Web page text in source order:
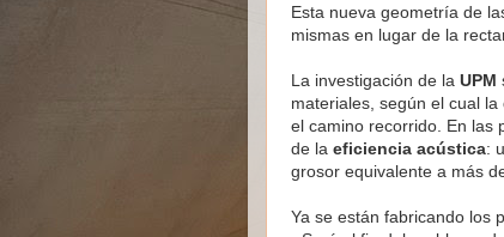
Esta nueva geometría de
mismas en lugar de la
La investigación de la UPM
materiales, según el cual
el camino recorrido. En las
de la eficiencia acústica:
grosor equivalente a más
Ya se están fabricando los